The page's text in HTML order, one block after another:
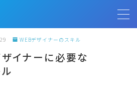
WEBデザイナーのスキル
ザイナーに必要な